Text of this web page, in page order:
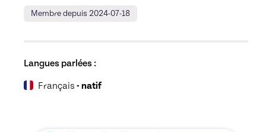
Membre depuis 2024-07-18
Langues parlées :
Français - natif